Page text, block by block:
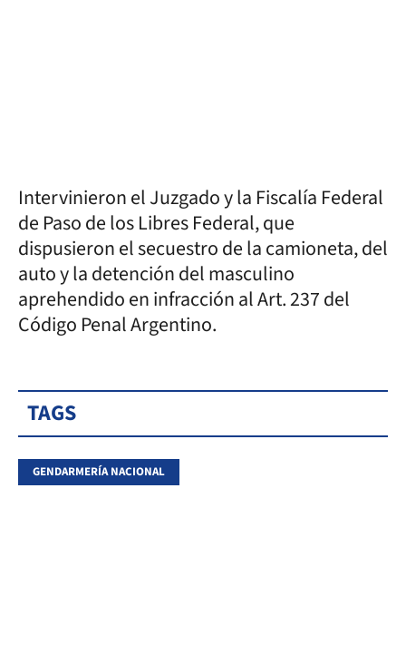
Intervinieron el Juzgado y la Fiscalía Federal
de Paso de los Libres Federal, que
dispusieron el secuestro de la camioneta, del
auto y la detención del masculino
aprehendido en infracción al Art. 237 del
Código Penal Argentino.
TAGS
GENDARMERÍA NACIONAL